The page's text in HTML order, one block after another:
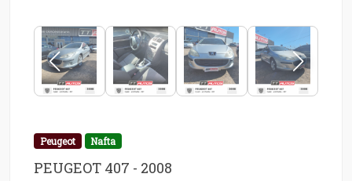
Peugeot Nafta
PEUGEOT 407 - 2008